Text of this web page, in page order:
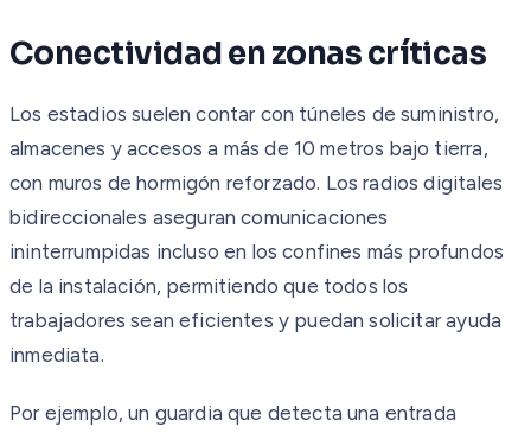
Conectividad en zonas críticas
Los estadios suelen contar con túneles de suministro,
almacenes y accesos a más de 10 metros bajo tierra,
con muros de hormigón reforzado. Los radios digitales
bidireccionales aseguran comunicaciones
ininterrumpidas incluso en los confines más profundos
de la instalación, permitiendo que todos los
trabajadores sean eficientes y puedan solicitar ayuda
inmediata.
Por ejemplo, un guardia que detecta una entrada